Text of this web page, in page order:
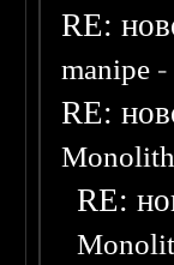
RE:
manipe -
RE:
Monolith
RE: